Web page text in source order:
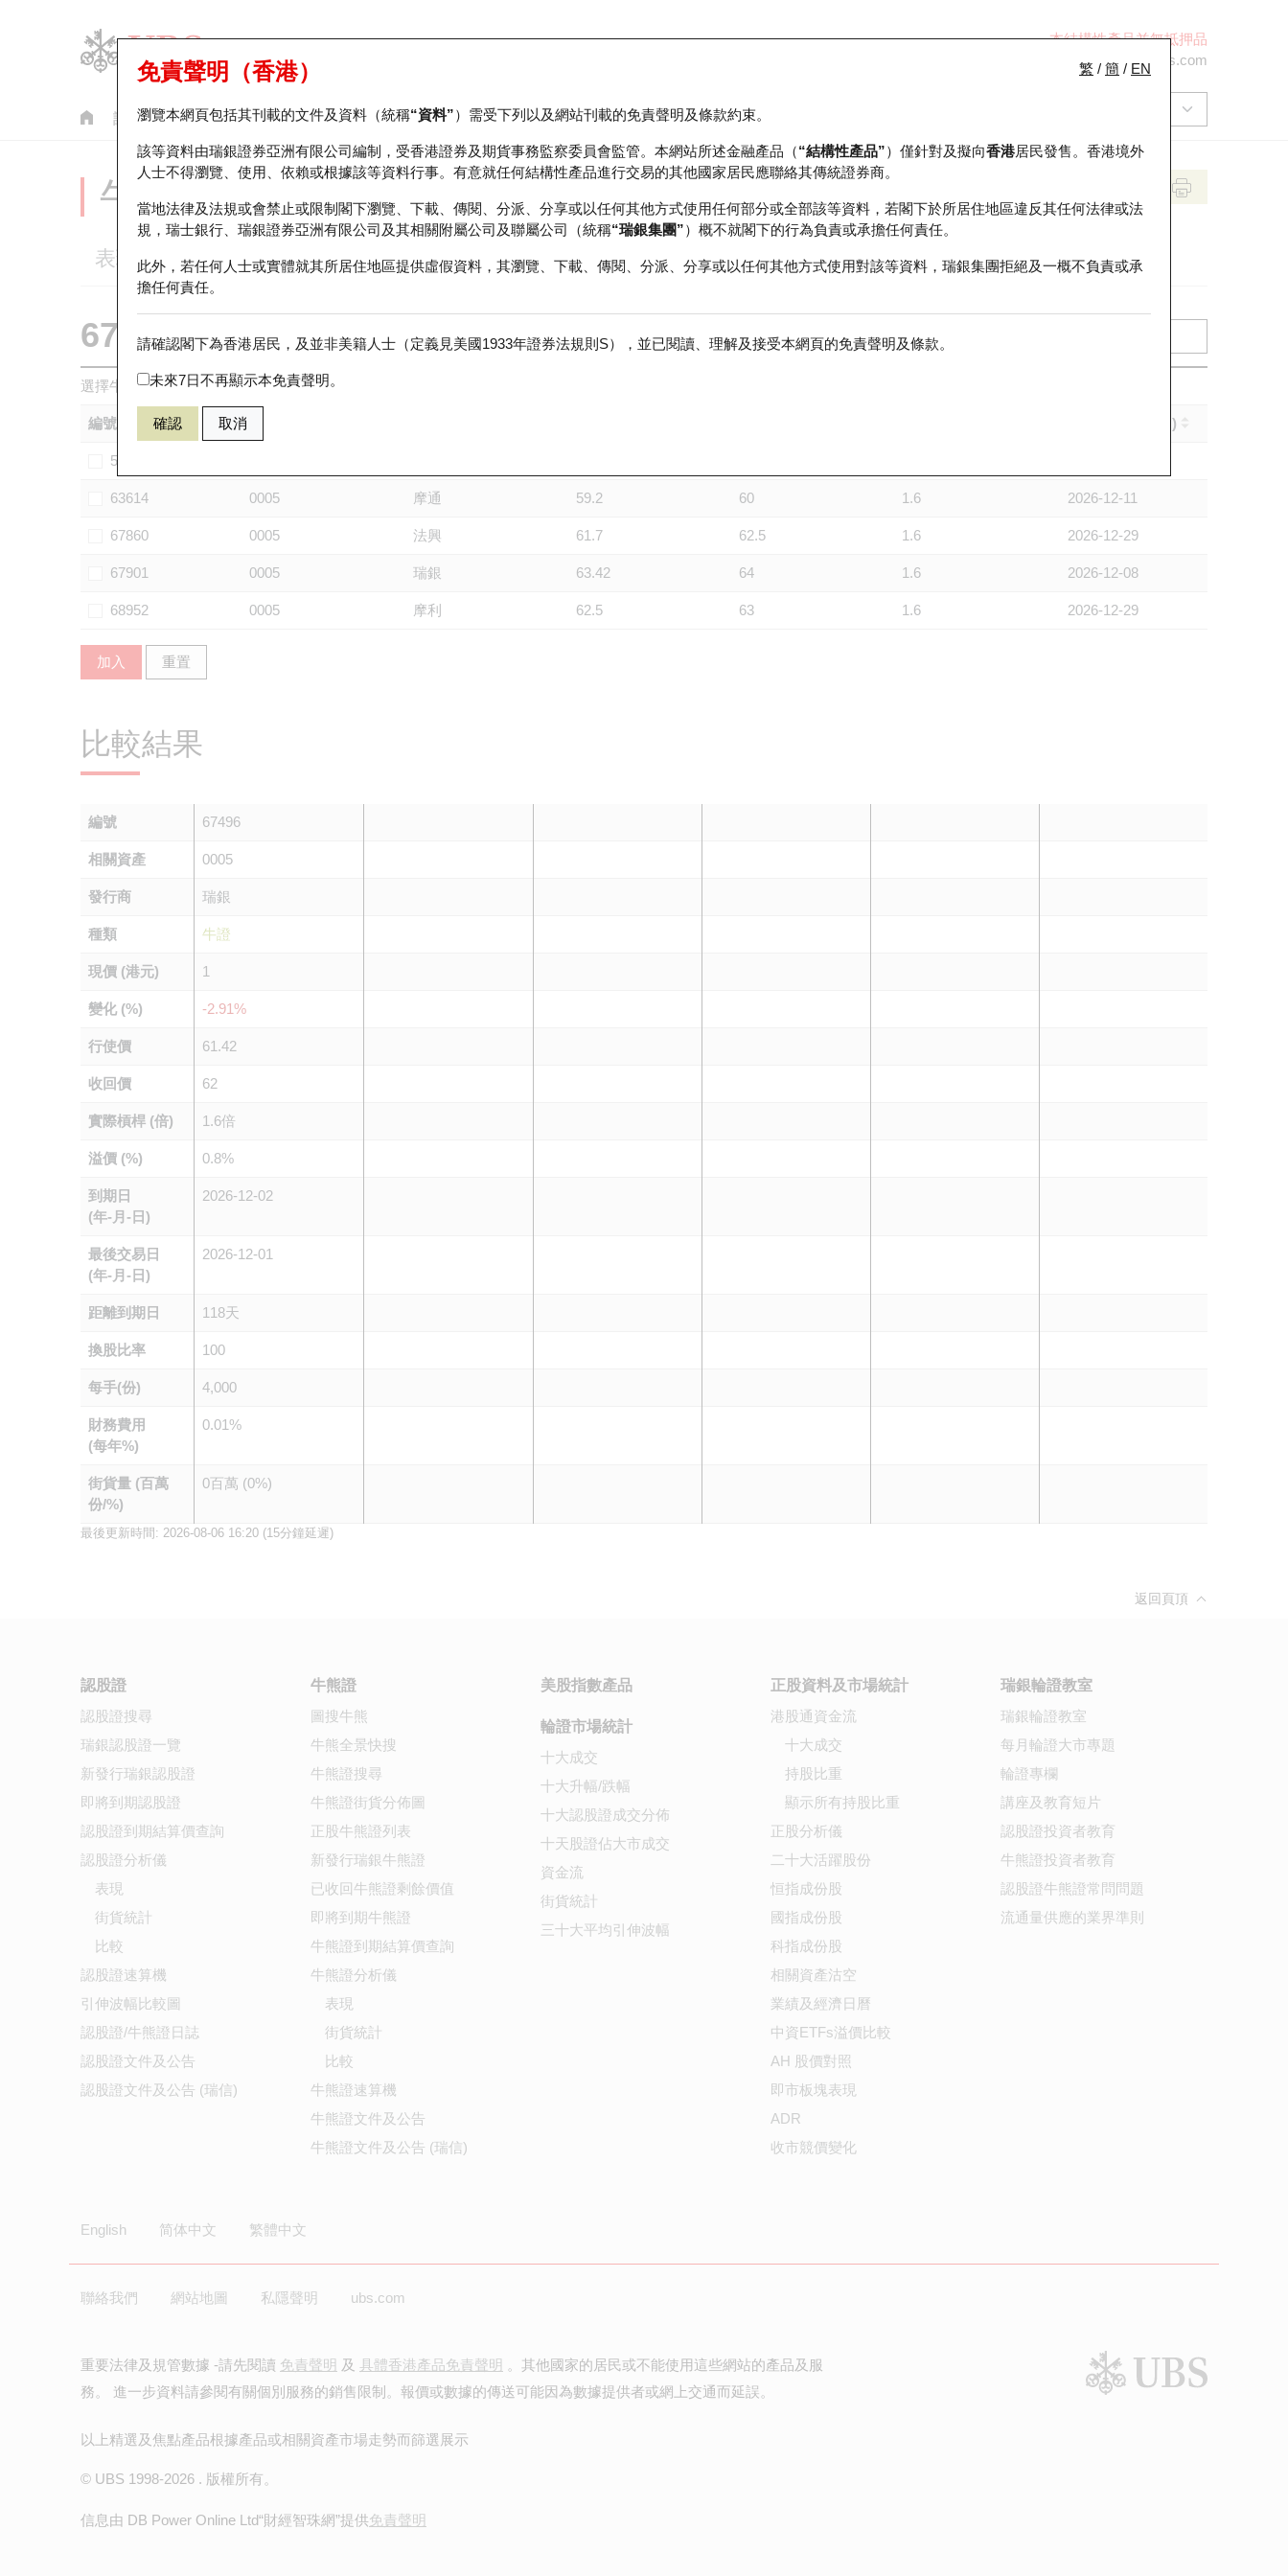
本結構性產品並無抵押品
ol-hkwarrants@ubs.com
認股證 牛熊證 美股指數產品 輪證市場統計 正股資料及市場統計 瑞銀輪證教室
繁 / 簡 / EN
免責聲明（香港）
瀏覽本網頁包括其刊載的文件及資料（統稱“資料”）需受下列以及網站刊載的免責聲明及條款約束。
該等資料由瑞銀證券亞洲有限公司編制，受香港證券及期貨事務監察委員會監管。本網站所述金融產品（“結構性產品”）僅針對及擬向香港居民發售。香港境外
人士不得瀏覽、使用、依賴或根據該等資料行事。有意就任何結構性產品進行交易的其他國家居民應聯絡其傳統證券商。
當地法律及法規或會禁止或限制閣下瀏覽、下載、傳閱、分派、分享或以任何其他方式使用任何部分或全部該等資料，若閣下於所居住地區違反其任何法律或法
規，瑞士銀行、瑞銀證券亞洲有限公司及其相關附屬公司及聯屬公司（統稱“瑞銀集團”）概不就閣下的行為負責或承擔任何責任。
此外，若任何人士或實體就其所居住地區提供虛假資料，其瀏覽、下載、傳閱、分派、分享或以任何其他方式使用對該等資料，瑞銀集團拒絕及一概不負責或承
擔任何責任。
請確認閣下為香港居民，及並非美籍人士（定義見美國1933年證券法規則S），並已閱讀、理解及接受本網頁的免責聲明及條款。
未來7日不再顯示本免責聲明。
確認 取消
牛熊證分析儀
表現 街貨統計 比較
67496 瑞銀牛證 0005 匯豐控股
選擇牛熊證作比較 *你可以選擇最多五隻牛熊證
編號 到期日 (年-月-日)
56734
63614 0005 摩通 59.2 60 1.6 2026-12-11
67860 0005 法興 61.7 62.5 1.6 2026-12-29
67901 0005 瑞銀 63.42 64 1.6 2026-12-08
68952 0005 摩利 62.5 63 1.6 2026-12-29
加入 重置
比較結果
編號 67496
相關資產 0005
發行商 瑞銀
種類 牛證
現價 (港元) 1
變化 (%) -2.91%
行使價 61.42
收回價 62
實際槓桿 (倍) 1.6倍
溢價 (%) 0.8%
到期日
(年-月-日)
2026-12-02
最後交易日
(年-月-日)
2026-12-01
距離到期日 118天
換股比率 100
每手(份) 4,000
財務費用
(每年%)
0.01%
街貨量 (百萬
份/%)
0百萬 (0%)
最後更新時間: 2026-08-06 16:20 (15分鐘延遲)
返回頁頂
認股證
認股證搜尋
瑞銀認股證一覽
新發行瑞銀認股證
即將到期認股證
認股證到期結算價查詢
認股證分析儀
表現
街貨統計
比較
認股證速算機
引伸波幅比較圖
認股證/牛熊證日誌
認股證文件及公告
認股證文件及公告 (瑞信)
牛熊證
圖搜牛熊
牛熊全景快搜
牛熊證搜尋
牛熊證街貨分佈圖
正股牛熊證列表
新發行瑞銀牛熊證
已收回牛熊證剩餘價值
即將到期牛熊證
牛熊證到期結算價查詢
牛熊證分析儀
表現
街貨統計
比較
牛熊證速算機
牛熊證文件及公告
牛熊證文件及公告 (瑞信)
美股指數產品
輪證市場統計
十大成交
十大升幅/跌幅
十大認股證成交分佈
十天股證佔大市成交
資金流
街貨統計
三十大平均引伸波幅
正股資料及市場統計
港股通資金流
十大成交
持股比重
顯示所有持股比重
正股分析儀
二十大活躍股份
恒指成份股
國指成份股
科指成份股
相關資產沽空
業績及經濟日曆
中資ETFs溢價比較
AH 股價對照
即市板塊表現
ADR
收市競價變化
瑞銀輪證教室
瑞銀輪證教室
每月輪證大市專題
輪證專欄
講座及教育短片
認股證投資者教育
牛熊證投資者教育
認股證牛熊證常問問題
流通量供應的業界準則
English 简体中文 繁體中文
聯絡我們 網站地圖 私隱聲明 ubs.com
重要法律及規管數據 -請先閱讀 免責聲明 及 具體香港產品免責聲明 。其他國家的居民或不能使用這些網站的產品及服
務。 進一步資料請參閱有關個別服務的銷售限制。報價或數據的傳送可能因為數據提供者或網上交通而延誤。
以上精選及焦點產品根據產品或相關資產市場走勢而篩選展示
© UBS 1998-2026 . 版權所有。
信息由 DB Power Online Ltd“財經智珠網”提供免責聲明